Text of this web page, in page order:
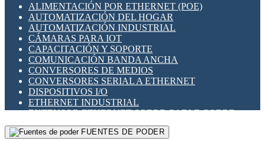
SENSORES INDUCTIVOS
TEMPORIZADORES
VARIACS
VARIADORES DE FRECUENCIA [VDF]
SECCIONADORES - INTERRUPTORES
MAQUINARIA
HERRAMIENTAS VARIAS
ILUMINACIÓN LED
INTERRUPTORES REED
INTERFACES DE RELÉ
OTROS RELÉS
PROTECCIÓN TÉRMICA
RELÉS AUTOMOTRICES
RELÉS DE SEÑAL
RELÉS DE ESTADO SÓLIDO SSR
RELÉS INDUSTRIALES
RELÉS MINIATURA DE POTENCIA
SENSORES MAGNÉTICOS
ALIMENTACIÓN POR ETHERNET (POE)
AUTOMATIZACIÓN DEL HOGAR
AUTOMATIZACIÓN INDUSTRIAL
CÁMARAS PARA IOT
CAPACITACIÓN Y SOPORTE
COMUNICACIÓN BANDA ANCHA
CONVERSORES DE MEDIOS
CONVERSORES SERIAL A ETHERNET
DISPOSITIVOS I/O
ETHERNET INDUSTRIAL
EXTENSOR ETHERNET SOBRE CABLE COBRE
GATEWAY LORAWAN
GESTIÓN DE REDESFUENTES DE PODER